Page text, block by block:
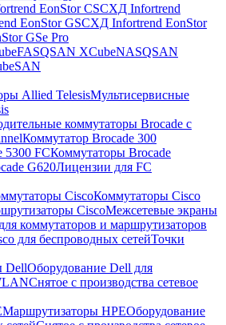
EonStor CSСХД Infortrend
EonStor GSСХД Infortrend EonStor
GSe Pro
QSAN XCubeNASQSAN
Allied TelesisМультисервисные
коммутаторы Brocade с
Коммутатор Brocade 300
5300 FCКоммутаторы Brocade
G620Лицензии для FC
CiscoКоммутаторы Cisco
CiscoМежсетевые экраны
коммутаторов и маршрутизаторов
для беспроводных сетейТочки
DellОборудование Dell для
Снятое с производства сетевое
Маршрутизаторы HPEОборудование